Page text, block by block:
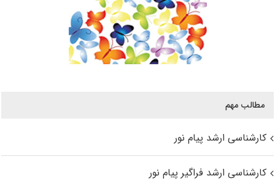
مطالب مهم
کارشناسی ارشد پیام نور
کارشناسی ارشد فراگیر پیام نور